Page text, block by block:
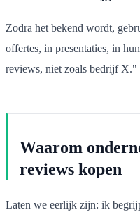
Zodra het bekend wordt,
offertes, in presentaties, in
reviews, niet zoals bedrijf X."
Waarom
reviews kopen
Laten we eerlijk zijn: ik